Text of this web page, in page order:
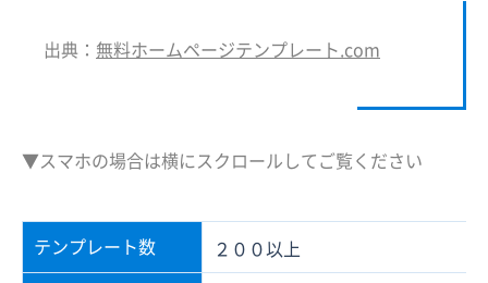
出典： 無料ホームページテンプレート.com
▼スマホの場合は横にスクロールしてご覧ください
テンプレート数
２００以上